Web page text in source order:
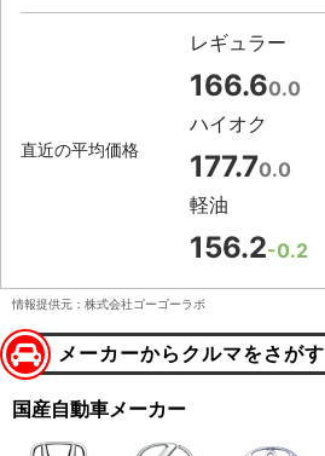
直近の平均価格
レギュラー
166.60.0
ハイオク
177.70.0
軽油
156.2-0.2
情報提供元：株式会社ゴーゴーラボ
メーカーからクルマをさがす
国産自動車メーカー